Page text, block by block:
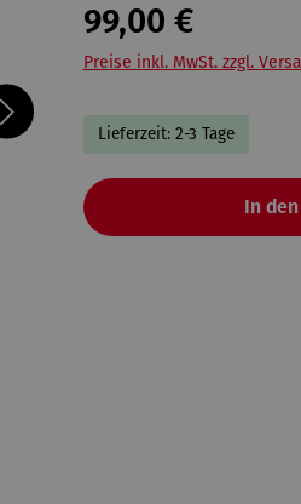
99,00 €
Preise inkl. MwSt. zzgl.
Lieferzeit: 2-3 Tage
In